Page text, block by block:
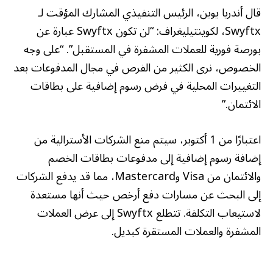
قال أندريا يوين، الرئيس التنفيذي المشارك المؤقت لـ
Swyftx، لكوينتيليغراف: “لن تكون Swyftx عبارة عن
بورصة فورية للعملات المشفرة في المستقبل”. “على وجه
الخصوص، نرى الكثير من الفرص في مجال المدفوعات بعد
التغييرات المحلية في فرض رسوم إضافية على بطاقات
الائتمان.”
اعتبارًا من 1 أكتوبر، سيتم منع الشركات الأسترالية من
إضافة رسوم إضافية إلى مدفوعات بطاقات الخصم
والائتمان من Visa وMastercard، مما قد يدفع الشركات
إلى البحث عن مسارات دفع أرخص حيث أنها مستعدة
لاستيعاب التكلفة. تتطلع Swyftx إلى عرض العملات
المشفرة والعملات المستقرة كبديل.